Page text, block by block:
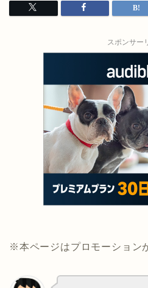
スポンサー
※本ページはプロモーション